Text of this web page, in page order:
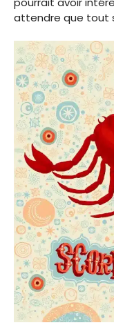
attendre que tout